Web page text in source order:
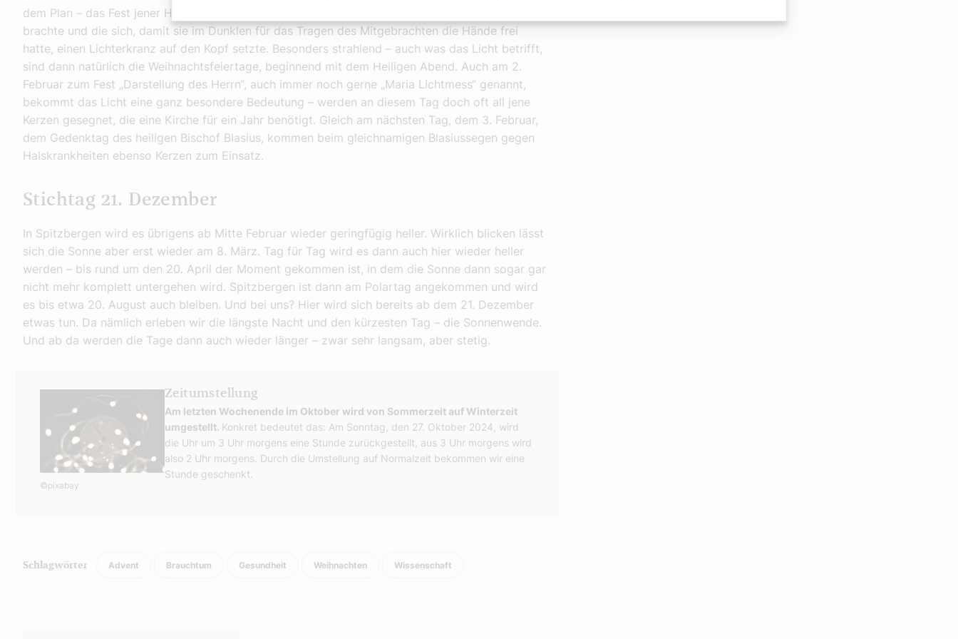
dem Plan – das Fest jener Heiligen, die sich um arme Christen kümmerte, ihnen Lebensmittel
brachte und die sich, damit sie im Dunklen für das Tragen des Mitgebrachten die Hände frei
hatte, einen Lichterkranz auf den Kopf setzte. Besonders strahlend – auch was das Licht betrifft,
sind dann natürlich die Weihnachtsfeiertage, beginnend mit dem Heiligen Abend. Auch am 2.
Februar zum Fest „Darstellung des Herrn“, auch immer noch gerne „Maria Lichtmess“ genannt,
bekommt das Licht eine ganz besondere Bedeutung – werden an diesem Tag doch oft all jene
Kerzen gesegnet, die eine Kirche für ein Jahr benötigt. Gleich am nächsten Tag, dem 3. Februar,
dem Gedenktag des heiligen Bischof Blasius, kommen beim gleichnamigen Blasiussegen gegen
Halskrankheiten ebenso Kerzen zum Einsatz.
Stichtag 21. Dezember
In Spitzbergen wird es übrigens ab Mitte Februar wieder geringfügig heller. Wirklich blicken lässt
sich die Sonne aber erst wieder am 8. März. Tag für Tag wird es dann auch hier wieder heller
werden – bis rund um den 20. April der Moment gekommen ist, in dem die Sonne dann sogar gar
nicht mehr komplett untergehen wird. Spitzbergen ist dann am Polartag angekommen und wird
es bis etwa 20. August auch bleiben. Und bei uns? Hier wird sich bereits ab dem 21. Dezember
etwas tun. Da nämlich erleben wir die längste Nacht und den kürzesten Tag – die Sonnenwende.
Und ab da werden die Tage dann auch wieder länger – zwar sehr langsam, aber stetig.
©pixabay
Zeitumstellung
Am letzten Wochenende im Oktober wird von Sommerzeit auf Winterzeit
umgestellt. Konkret bedeutet das: Am Sonntag, den 27. Oktober 2024, wird
die Uhr um 3 Uhr morgens eine Stunde zurückgestellt, aus 3 Uhr morgens wird
also 2 Uhr morgens. Durch die Umstellung auf Normalzeit bekommen wir eine
Stunde geschenkt.
Schlagwörter Advent Brauchtum Gesundheit Weihnachten Wissenschaft